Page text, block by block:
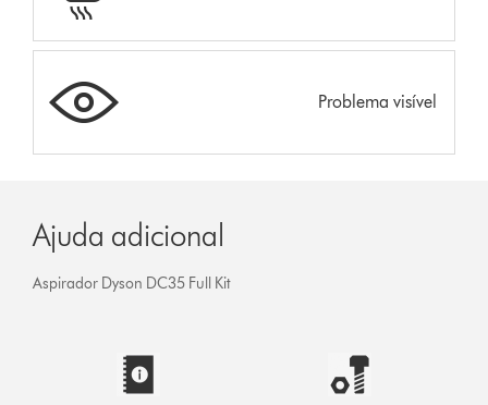
Problema visível
Ajuda adicional
Aspirador Dyson DC35 Full Kit